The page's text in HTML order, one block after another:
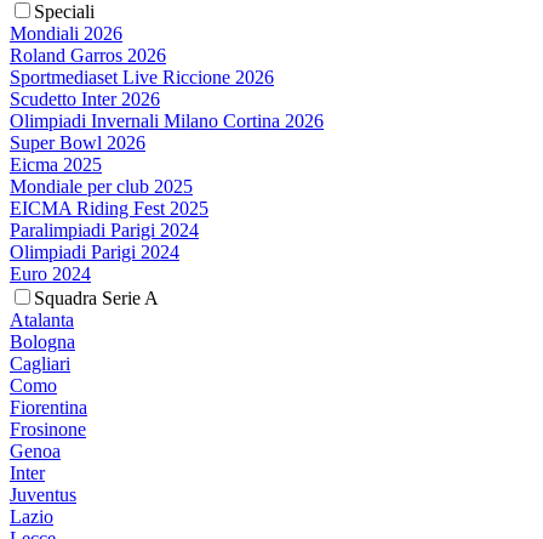
Speciali
Mondiali 2026
Roland Garros 2026
Sportmediaset Live Riccione 2026
Scudetto Inter 2026
Olimpiadi Invernali Milano Cortina 2026
Super Bowl 2026
Eicma 2025
Mondiale per club 2025
EICMA Riding Fest 2025
Paralimpiadi Parigi 2024
Olimpiadi Parigi 2024
Euro 2024
Squadra Serie A
Atalanta
Bologna
Cagliari
Como
Fiorentina
Frosinone
Genoa
Inter
Juventus
Lazio